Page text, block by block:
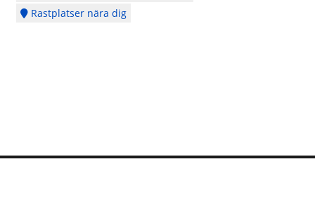
Rastplatser nära dig